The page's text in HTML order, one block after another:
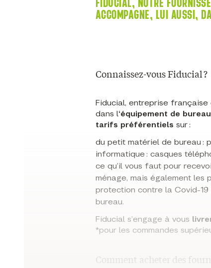
ACCOMPAGNE, LUI AUSSI,
Connaissez-vous Fiducial ?
Fiducial, entreprise française
dans l‘équipement de
tarifs préférentiels sur :
du petit matériel de bureau :
informatique : casques
ce qu’il vous faut pour
ménage, mais également
protection contre la Covid-
bureau.
Fiducial s’engage à vous
*pour les commandes
Comment acheter des